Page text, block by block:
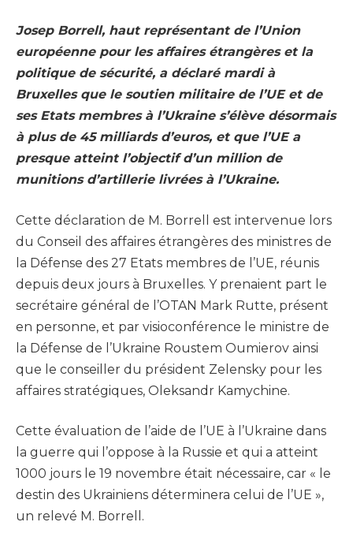
Josep Borrell, haut représentant de l’Union
européenne pour les affaires étrangères et la
politique de sécurité, a déclaré mardi à
Bruxelles que le soutien militaire de l’UE et de
ses Etats membres à l’Ukraine s’élève désormais
à plus de 45 milliards d’euros, et que l’UE a
presque atteint l’objectif d’un million de
munitions d’artillerie livrées à l’Ukraine.
Cette déclaration de M. Borrell est intervenue lors
du Conseil des affaires étrangères des ministres de
la Défense des 27 Etats membres de l’UE, réunis
depuis deux jours à Bruxelles. Y prenaient part le
secrétaire général de l’OTAN Mark Rutte, présent
en personne, et par visioconférence le ministre de
la Défense de l’Ukraine Roustem Oumierov ainsi
que le conseiller du président Zelensky pour les
affaires stratégiques, Oleksandr Kamychine.
Cette évaluation de l’aide de l’UE à l’Ukraine dans
la guerre qui l’oppose à la Russie et qui a atteint
1000 jours le 19 novembre était nécessaire, car « le
destin des Ukrainiens déterminera celui de l’UE »,
un relevé M. Borrell.